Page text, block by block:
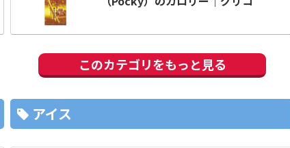
このカテゴリをもっと見る
アイス